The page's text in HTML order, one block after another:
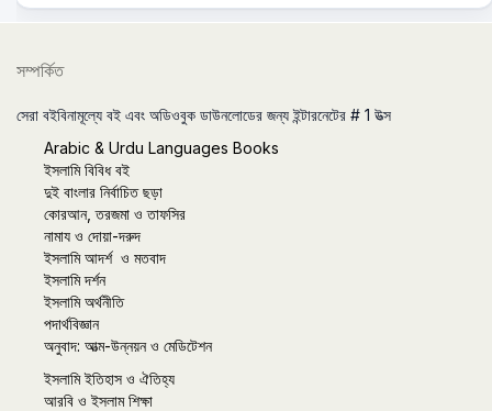
সম্পর্কিত
সেরা বইবিনামূল্যে বই এবং অডিওবুক ডাউনলোডের জন্য ইন্টারনেটের # 1 উত্স
Arabic & Urdu Languages Books
ইসলামি বিবিধ বই
দুই বাংলার নির্বাচিত ছড়া
কোরআন, তরজমা ও তাফসির
নামায ও দোয়া-দরুদ
ইসলামি আদর্শ ও মতবাদ
ইসলামি দর্শন
ইসলামি অর্থনীতি
পদার্থবিজ্ঞান
অনুবাদ: আত্ম-উন্নয়ন ও মেডিটেশন
ইসলামি ইতিহাস ও ঐতিহ্য
আরবি ও ইসলাম শিক্ষা